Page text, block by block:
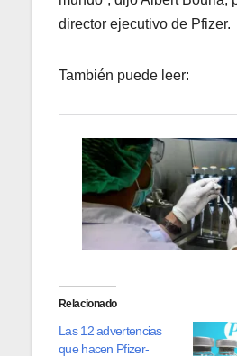
director ejecutivo de Pfizer.
También puede leer:
Relacionado
Las 12 advertencias
que hacen Pfizer-